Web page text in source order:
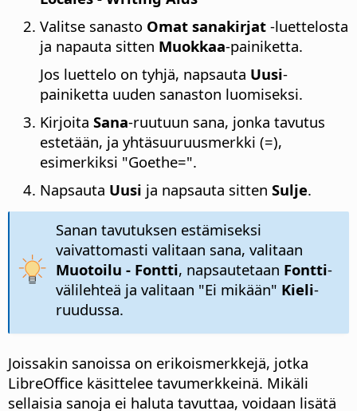
Valitse sanasto Omat sanakirjat -luettelosta
ja napauta sitten Muokkaa-painiketta.
Jos luettelo on tyhjä, napsauta Uusi-
painiketta uuden sanaston luomiseksi.
Kirjoita Sana-ruutuun sana, jonka tavutus
estetään, ja yhtäsuuruusmerkki (=),
esimerkiksi "Goethe=".
Napsauta Uusi ja napsauta sitten Sulje.
Sanan tavutuksen estämiseksi
vaivattomasti valitaan sana, valitaan
Muotoilu - Fontti, napsautetaan Fontti-
välilehteä ja valitaan "Ei mikään" Kieli-
ruudussa.
Joissakin sanoissa on erikoismerkkejä, jotka
LibreOffice käsittelee tavumerkkeinä. Mikäli
sellaisia sanoja ei haluta tavuttaa, voidaan lisätä